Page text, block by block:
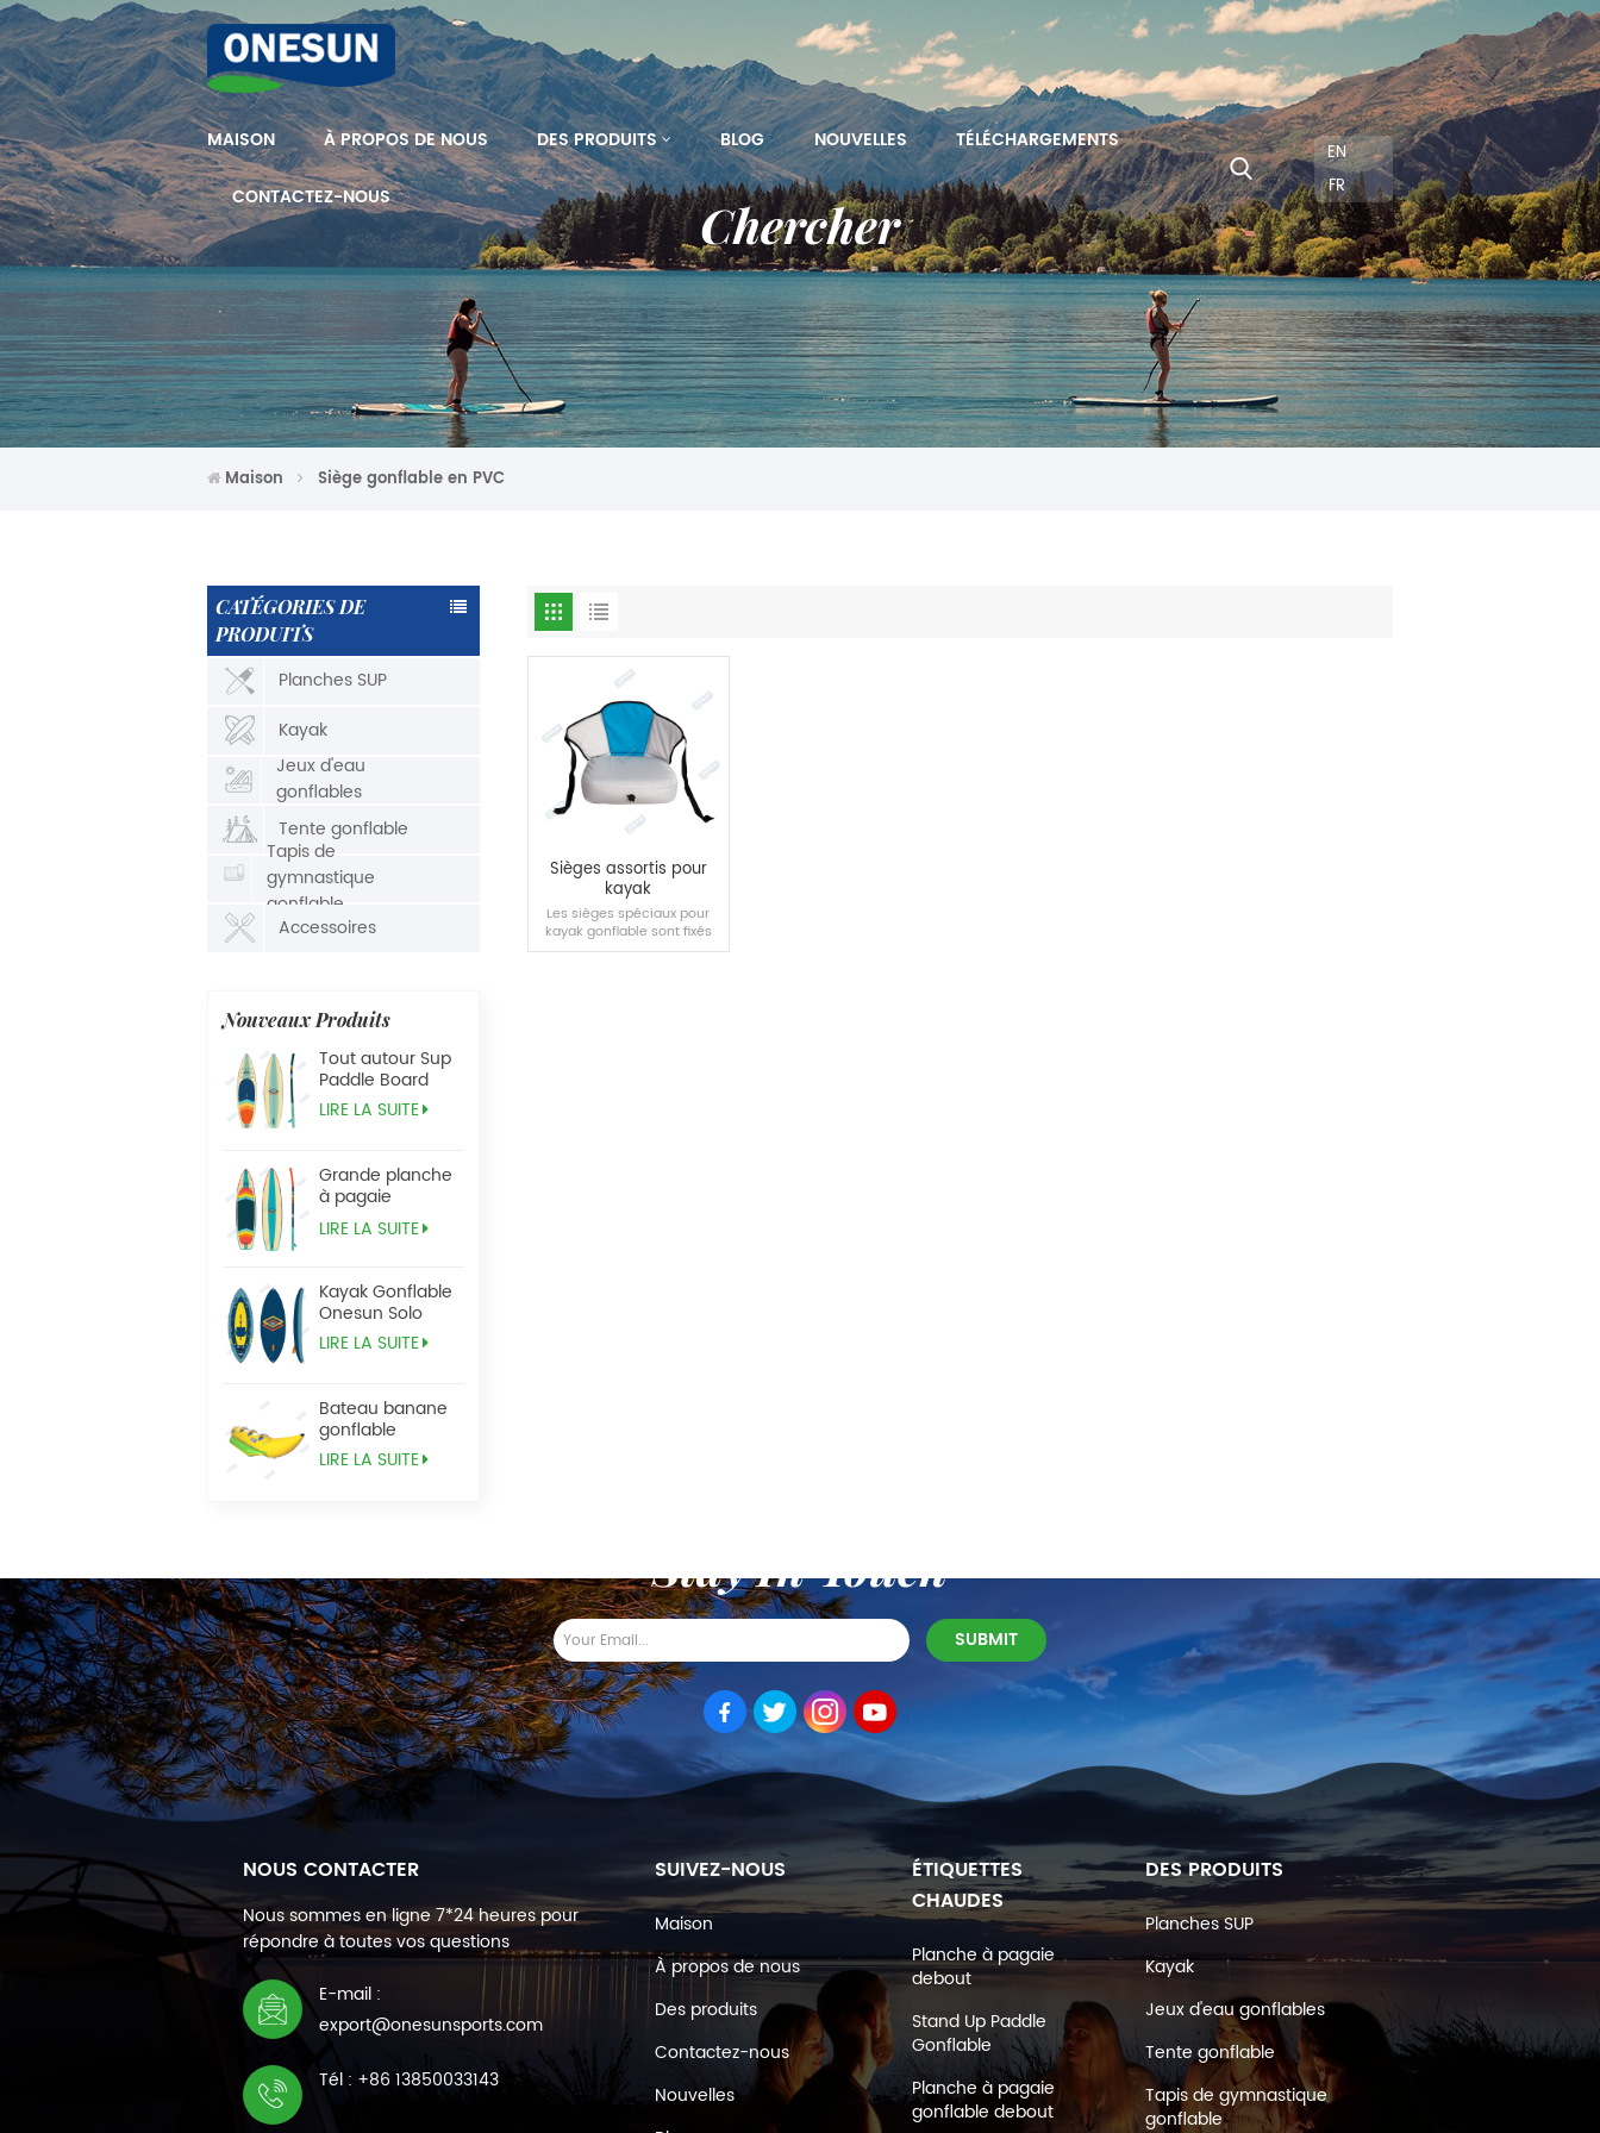
MAISON À PROPOS DE NOUS DES PRODUITS BLOG NOUVELLES TÉLÉCHARGEMENTS
CONTACTEZ-NOUS
EN
FR
Chercher
Maison Siège gonflable en PVC
CATÉGORIES DE
PRODUITS
Planches SUP
Kayak
Jeux d'eau
gonflables
Tente gonflable
Tapis de
gymnastique
gonflable
Accessoires
Nouveaux Produits
Tout autour Sup
Paddle Board
LIRE LA SUITE
Grande planche
à pagaie
Tandem Sup
LIRE LA SUITE
Kayak Gonflable
Onesun Solo
LIRE LA SUITE
Bateau banane
gonflable
LIRE LA SUITE
Sièges assortis pour
kayak
Les sièges spéciaux pour
kayak gonflable sont fixés
au kayak avec une
Stay In Touch
NOUS CONTACTER
Nous sommes en ligne 7*24 heures pour
répondre à toutes vos questions
E-mail :
export@onesunsports.com
Tél : +86 13850033143
SUIVEZ-NOUS
Maison
À propos de nous
Des produits
Contactez-nous
Nouvelles
ÉTIQUETTES
CHAUDES
Planche à pagaie
debout
Stand Up Paddle
Gonflable
Planche à pagaie
gonflable debout
DES PRODUITS
Planches SUP
Kayak
Jeux d'eau gonflables
Tente gonflable
Tapis de gymnastique
gonflable